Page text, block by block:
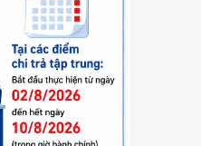
Trước đó,
và cảnh báo đến
tượng xấu giả mạo
tảng Facebook
trục lợi. Để bảo đảm
hàng, công ty SJC